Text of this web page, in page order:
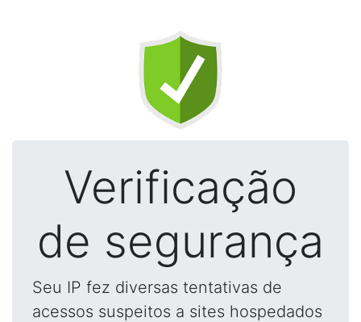
Verificação
de segurança
Seu IP fez diversas tentativas de
acessos suspeitos a sites hospedados